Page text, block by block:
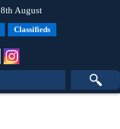
August
Classifieds